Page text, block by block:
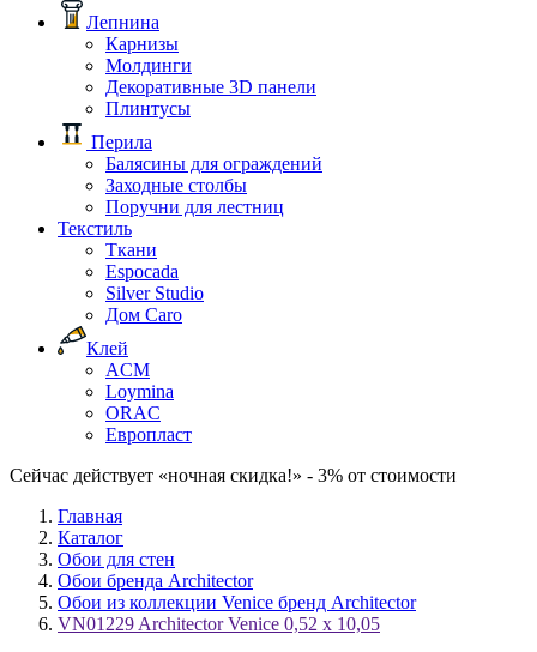
Лепнина
Карнизы
Молдинги
Декоративные 3D панели
Плинтусы
Перила
Балясины для ограждений
Заходные столбы
Поручни для лестниц
Текстиль
Ткани
Espocada
Silver Studio
Дом Caro
Клей
ACM
Loymina
ORAC
Европласт
Сейчас действует «ночная скидка!» - 3% от стоимости
Главная
Каталог
Обои для стен
Обои бренда Architector
Обои из коллекции Venice бренд Architector
VN01229 Architector Venice 0,52 x 10,05